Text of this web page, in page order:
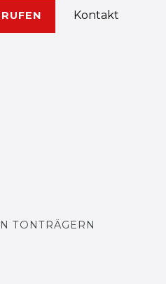
Kontakt
TONTRÄGERN